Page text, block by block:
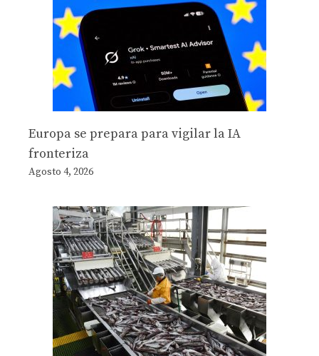
Europa se prepara para vigilar la IA
fronteriza
Agosto 4, 2026